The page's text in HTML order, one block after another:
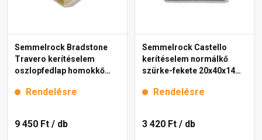
Semmelrock Bradstone
Travero kerítéselem
oszlopfedlap homokkő
Rendelésre
9 450 Ft / db
Semmelrock Castello
kerítéselem normálkő
szürke-fekete 20x40x14
Rendelésre
3 420 Ft / db